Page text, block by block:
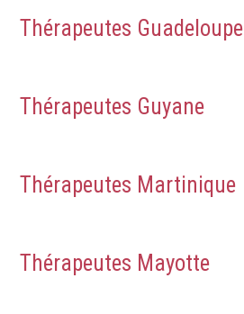
Thérapeutes Guadeloupe
Thérapeutes Guyane
Thérapeutes Martinique
Thérapeutes Mayotte